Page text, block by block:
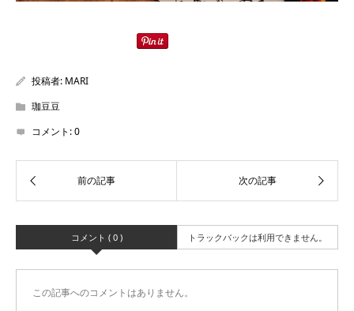
投稿者: MARI
珈豆豆
コメント:0
コメント ( 0 ) トラックバックは利用できません。
この記事へのコメントはありません。